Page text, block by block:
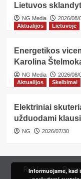
Lietuvos
NG Media
2026/08/
Aktualijos
Lietuvoje
Energetikos
Karolina
NG Media
2026/08/
Aktualijos
Skelbimai
Elektriniai
užduodami
NG 2026/07/30
Reklama
Informuojame, kad